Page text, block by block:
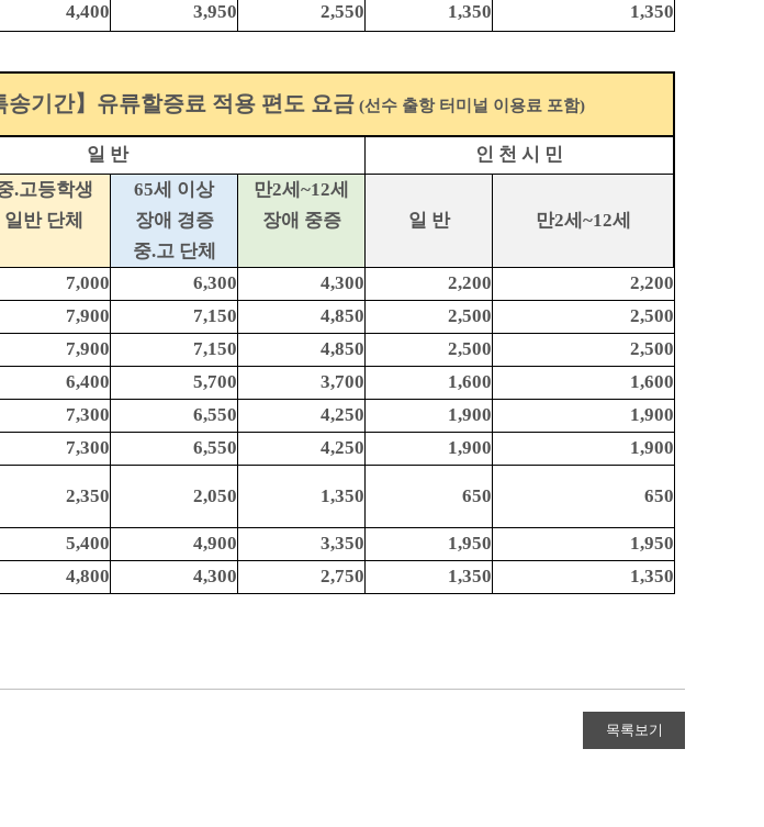
4,400 3,950 2,550 1,350 1,350
송기간】유류할증료 적용 편도 요금 (선수 출항 터미널 이용료 포함)
일 반 인 천 시 민
.고등학생 65세 이상
만2세~12세
일 반
만2세~12세
일반 단체 장애 경증
장애 중증
중.고 단체
7,000 6,300 4,300 2,200
2,200
7,900 7,150 4,850 2,500
2,500
7,900 7,150 4,850 2,500
2,500
6,400 5,700 3,700 1,600
1,600
7,300 6,550 4,250 1,900
1,900
7,300 6,550 4,250 1,900
1,900
2,350 2,050 1,350 650 650
5,400 4,900 3,350 1,950
1,950
4,800 4,300 2,750 1,350 1,350
목록보기